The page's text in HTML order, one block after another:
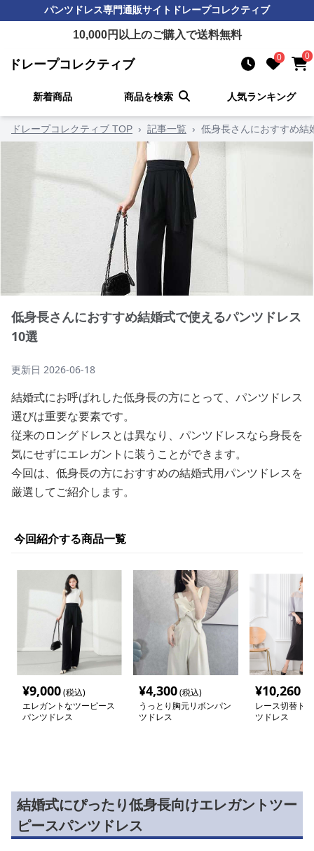
パンツドレス専門通販サイト ドレープコレクティブ
10,000円以上のご購入で送料無料
ドレープコレクティブ 0 0
新着商品 商品を検索 人気ランキング
ドレープコレクティブ TOP › 記事一覧 › 低身長さんにおすすめ結
低身長さんにおすすめ結婚式で使えるパンツドレス
10選
更新日 2026-06-18
結婚式にお呼ばれした低身長の方にとって、パンツドレス
選びは重要な要素です。
従来のロングドレスとは異なり、パンツドレスなら身長を
気にせずにエレガントに装うことができます。
今回は、低身長の方におすすめの結婚式用パンツドレスを
厳選してご紹介します。
今回紹介する商品一覧
¥9,000(税込)
エレガントなツーピース
パンツドレス
¥4,300(税込)
うっとり胸元リボンパン
ツドレス
¥10,260
レース切替ド
ツドレス
結婚式にぴったり低身長向けエレガントツー
ピースパンツドレス